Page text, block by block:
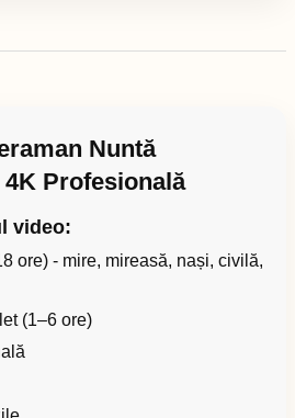
Nuntă
Profesională
video:
ore) - mire, mireasă, nași, civilă,
(1–6 ore)